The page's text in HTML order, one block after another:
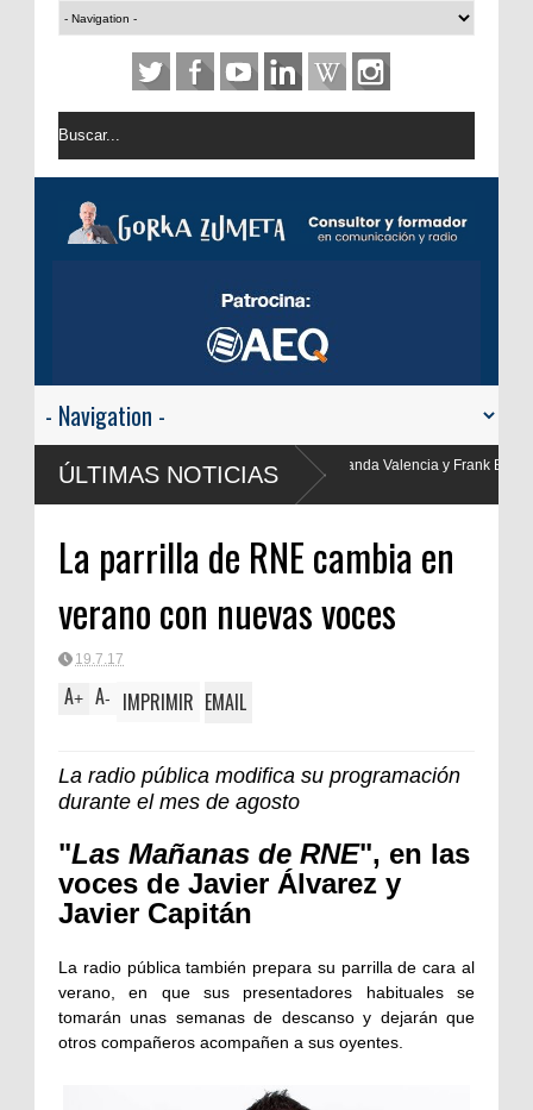
ÚLTIMAS NOTICIAS
y Frank Blanco regresan a
La parrilla de RNE cambia en
verano con nuevas voces
19.7.17
A+ A- IMPRIMIR EMAIL
La radio pública modifica su programación
durante el mes de agosto
"Las Mañanas de RNE", en las
voces de Javier Álvarez y
Javier Capitán
La radio pública también prepara su parrilla de cara al
verano, en que sus presentadores habituales se
tomarán unas semanas de descanso y dejarán que
otros compañeros acompañen a sus oyentes.